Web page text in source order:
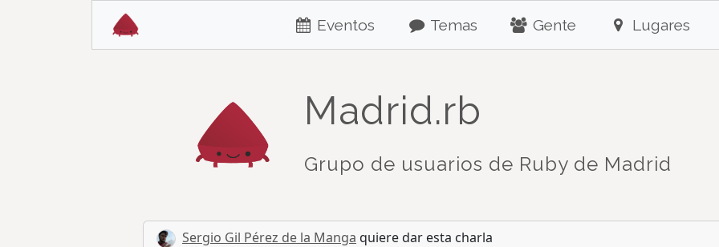
Eventos Temas Gente Lugares
Madrid.rb
Grupo de usuarios de Ruby de Madrid
Sergio Gil Pérez de la Manga quiere dar esta charla